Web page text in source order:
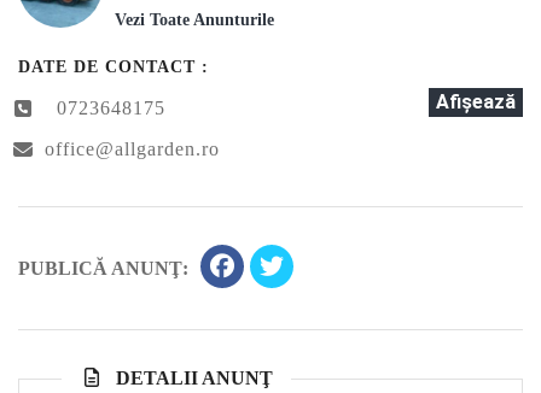
Vezi Toate Anunturile
DATE DE CONTACT :
0723648175 Afişează
office@allgarden.ro
PUBLICĂ ANUNŢ:
DETALII ANUNŢ